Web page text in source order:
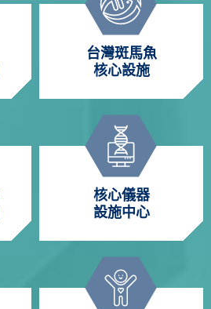
台灣斑馬魚
核心設施
核心儀器
設施中心